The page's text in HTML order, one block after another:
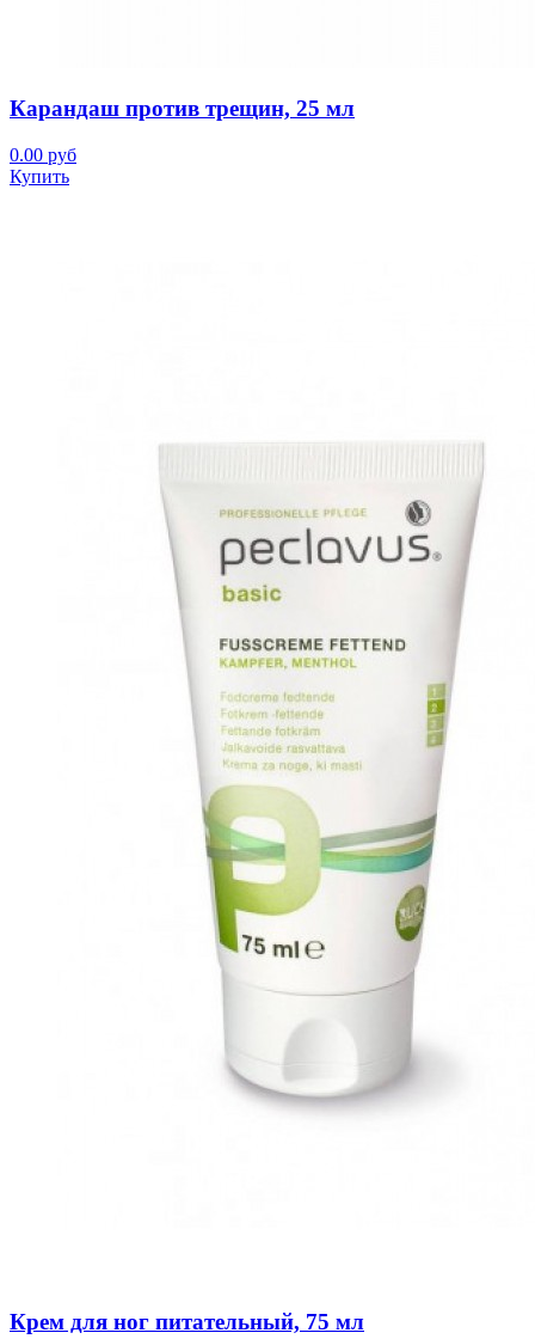
Карандаш против трещин, 25 мл
0.00 руб
Купить
Крем для ног питательный, 75 мл